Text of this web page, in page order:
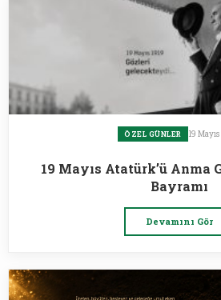
ÖZEL GÜNLER 19
19 Mayıs Atatürk’ü Anma
Bayramı
Devamını Gör